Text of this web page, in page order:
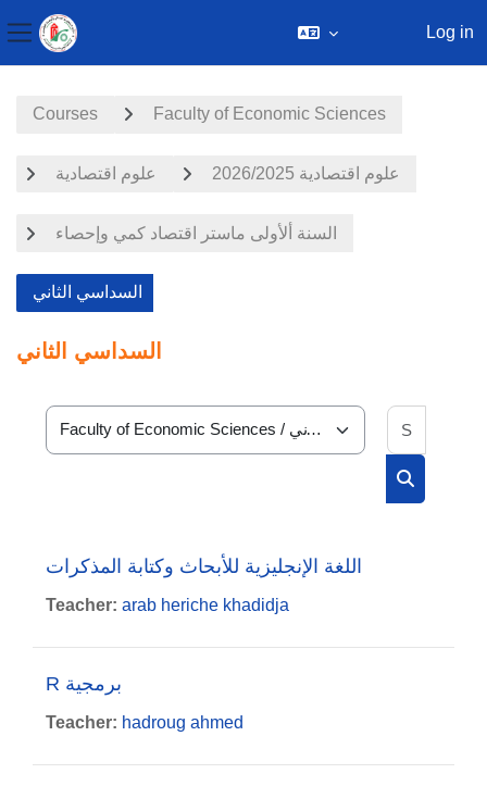
Side panel
Log in
Courses Faculty of Economic Sciences
علوم اقتصادية علوم اقتصادية 2026/2025
السنة ألأولى ماستر اقتصاد كمي وإحصاء
السداسي الثاني
السداسي الثاني
Course categories
اللغة الإنجليزية للأبحاث وكتابة المذكرات
Teacher: arab heriche khadidja
R برمجية
Teacher: hadroug ahmed